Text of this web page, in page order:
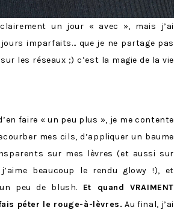
un jour « avec », mais j’ai
imparfaits… que je ne partage pas
les réseaux ;) c’est la magie de la vie
faire « un peu plus », je me contente
mes cils, d’appliquer un baume
sur mes lèvres (et aussi sur
beaucoup le rendu glowy !), et
peu de blush. Et quand VRAIMENT
péter le rouge-à-lèvres. Au final, j’ai